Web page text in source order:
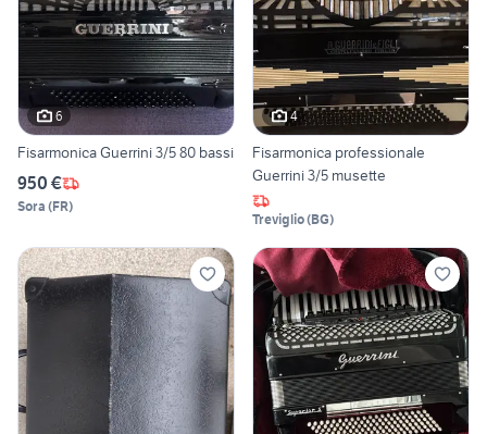
6
Fisarmonica Guerrini 3/5 80 bassi
950 €
Sora (FR)
4
Fisarmonica professionale
Guerrini 3/5 musette
Treviglio(BG)